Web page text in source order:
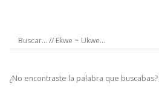
¿No encontraste la palabra que buscabas?